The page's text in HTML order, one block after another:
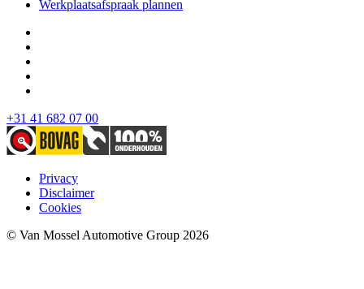
Werkplaatsafspraak plannen
+31 41 682 07 00
Privacy
Disclaimer
Cookies
© Van Mossel Automotive Group 2026